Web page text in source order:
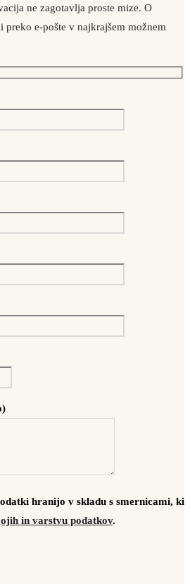
ne zagotavlja proste mize. O
e-pošte v najkrajšem možnem
hranijo v skladu s smernicami, ki
in varstvu podatkov.